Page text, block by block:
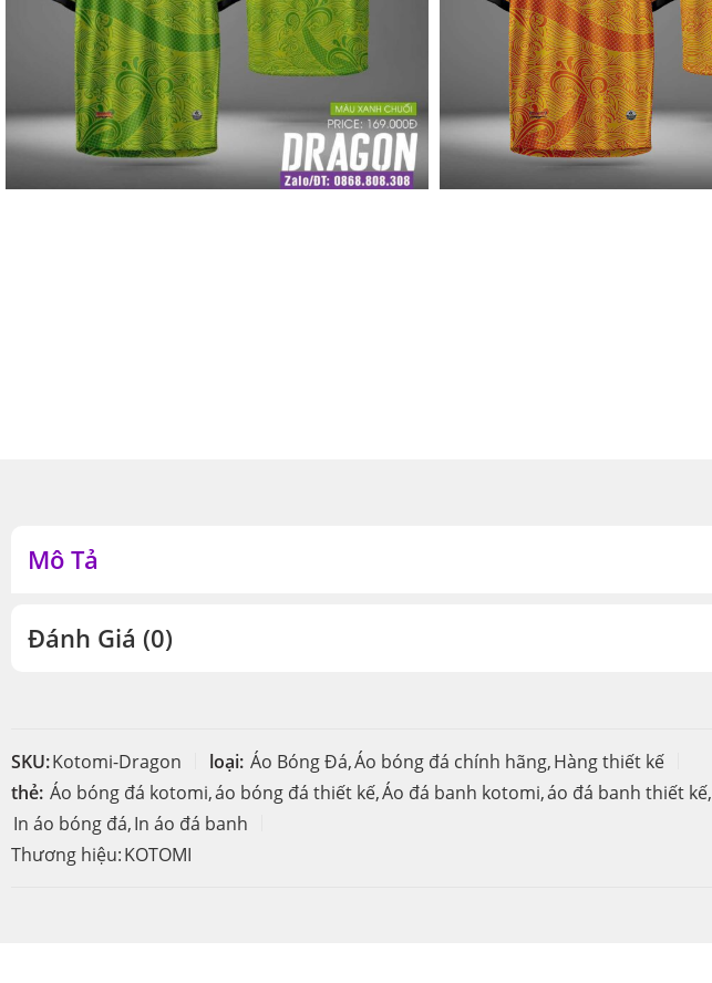
Mô Tả
Đánh Giá (0)
SKU:Kotomi-Dragon loại: Áo Bóng Đá,Áo bóng đá chính hãng,Hàng thiết kế
thẻ: Áo bóng đá kotomi,áo bóng đá thiết kế,Áo đá banh kotomi,áo đá banh thiết kế,
In áo bóng đá,In áo đá banh
Thương hiệu:KOTOMI